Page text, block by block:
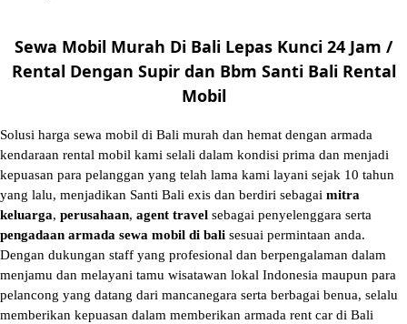
Sewa Mobil Murah Di Bali Lepas Kunci 24 Jam /
Rental Dengan Supir dan Bbm Santi Bali Rental
Mobil
Solusi harga sewa mobil di Bali murah dan hemat dengan armada
kendaraan rental mobil kami selali dalam kondisi prima dan menjadi
kepuasan para pelanggan yang telah lama kami layani sejak 10 tahun
yang lalu, menjadikan Santi Bali exis dan berdiri sebagai mitra
keluarga, perusahaan, agent travel sebagai penyelenggara serta
pengadaan armada sewa mobil di bali sesuai permintaan anda.
Dengan dukungan staff yang profesional dan berpengalaman dalam
menjamu dan melayani tamu wisatawan lokal Indonesia maupun para
pelancong yang datang dari mancanegara serta berbagai benua, selalu
memberikan kepuasan dalam memberikan armada rent car di Bali